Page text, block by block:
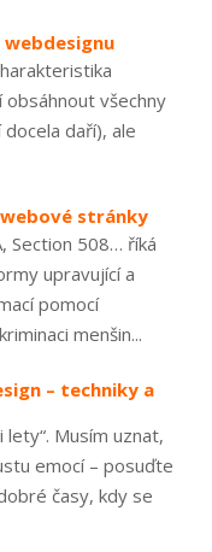
webdesignu
všechny
daří), ale
stránky
Section 508… říká
upravující a
pomocí
menšin...
– techniky a
Musím uznat,
emocí – posuďte
časy, kdy se